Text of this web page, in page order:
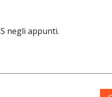
negli appunti.